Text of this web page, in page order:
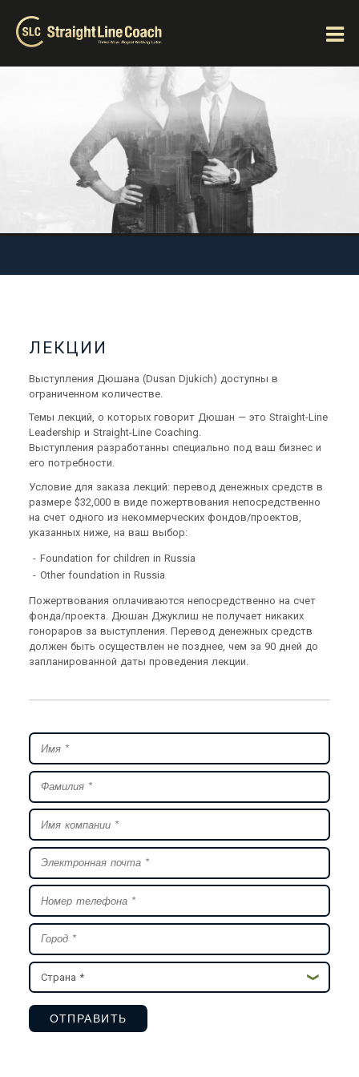
ЛЕКЦИИ
Выступления Дюшана (Dusan Djukich) доступны в
ограниченном количестве.
Темы лекций, о которых говорит Дюшан — это Straight-Line
Leadership и Straight-Line Coaching.
Выступления разработанны специально под ваш бизнес и
его потребности.
Условие для заказа лекций: перевод денежных средств в
размере $32,000 в виде пожертвования непосредственно
на счет одного из некоммерческих фондов/проектов,
указанных ниже, на ваш выбор:
Foundation for children in Russia
Other foundation in Russia
Пожертвования оплачиваются непосредственно на счет
фонда/проекта. Дюшан Джуклиш не получает никаких
гонораров за выступления. Перевод денежных средств
должен быть осуществлен не позднее, чем за 90 дней до
запланированной даты проведения лекции.
Страна *